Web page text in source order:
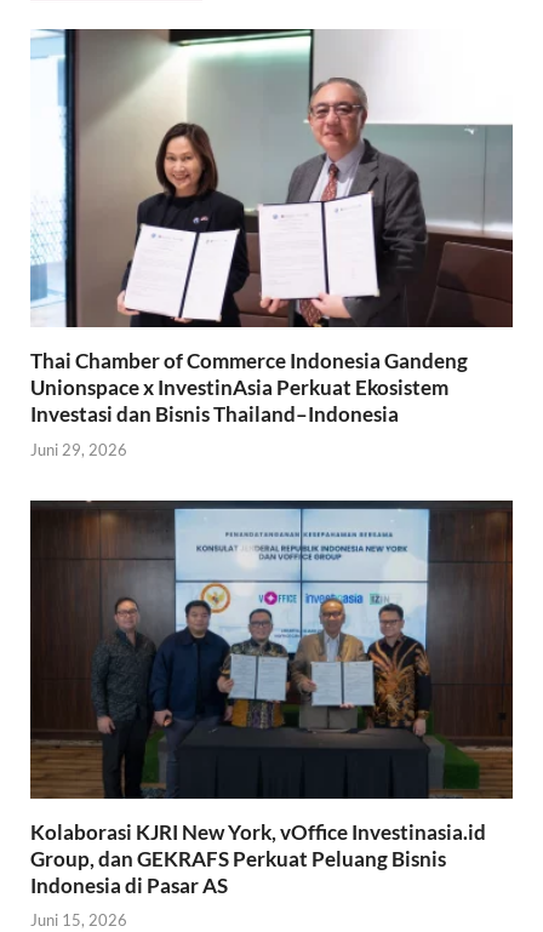
Thai Chamber of Commerce Indonesia Gandeng
Unionspace x InvestinAsia Perkuat Ekosistem
Investasi dan Bisnis Thailand–Indonesia
Juni 29, 2026
Kolaborasi KJRI New York, vOffice Investinasia.id
Group, dan GEKRAFS Perkuat Peluang Bisnis
Indonesia di Pasar AS
Juni 15, 2026